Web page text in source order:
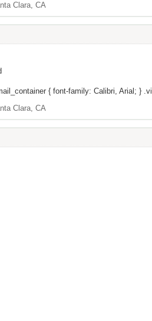
Clara, CA
{ font-family: Calibri, Arial; }
Clara, CA